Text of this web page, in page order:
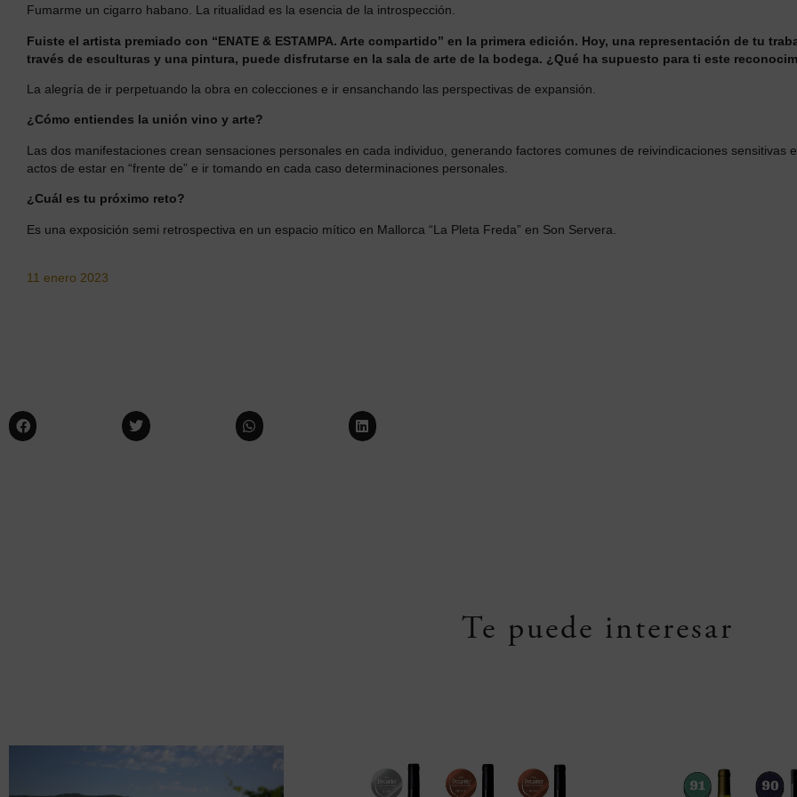
Fumarme un cigarro habano. La ritualidad es la esencia de la introspección.
Fuiste el artista premiado con “ENATE & ESTAMPA. Arte compartido” en la primera edición. Hoy, una representación de tu
través de esculturas y una pintura, puede disfrutarse en la sala de arte de la bodega. ¿Qué ha supuesto para ti este
La alegría de ir perpetuando la obra en colecciones e ir ensanchando las perspectivas de expansión.
¿Cómo entiendes la unión vino y arte?
Las dos manifestaciones crean sensaciones personales en cada individuo, generando factores comunes de reivindicaciones sensitivas
actos de estar en “frente de” e ir tomando en cada caso determinaciones personales.
¿Cuál es tu próximo reto?
Es una exposición semi retrospectiva en un espacio mítico en Mallorca “La Pleta Freda” en Son Servera.
11 enero 2023
Te puede interesar